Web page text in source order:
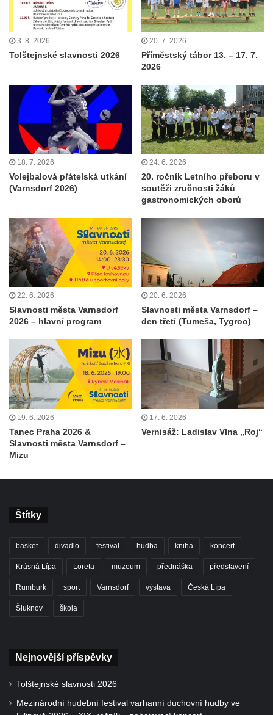
3. 8. 2026
Tolštejnské slavnosti 2026
20. 7. 2026
Příměstský tábor 13. – 17. 7.
2026
18. 7. 2026
Volejbalová přátelská utkání
(Varnsdorf 2026)
24. 6. 2026
20. ročník Letního přeboru v
soutěži zručnosti žáků
gastronomických oborů
22. 6. 2026
Slavnosti města Varnsdorf
2026 – hlavní program
20. 6. 2026
Slavnosti města Varnsdorf –
den třetí (Tumeša, Tygroo)
19. 6. 2026
Tanec Praha 2026 &
Slavnosti města Varnsdorf –
Mizu
17. 6. 2026
Vernisáž: Ladislav Vlna „Roj“
Štítky
basket divadlo festival hudba kniha koncert
Krásná Lípa Loreta muzeum přednáška představení
Rumburk sport Varnsdorf výstava Česká Lípa
Šluknov škola
Nejnovější příspěvky
Tolštejnské slavnosti 2026
Mezinárodní hudební festival varhanní duchovní hudby ve